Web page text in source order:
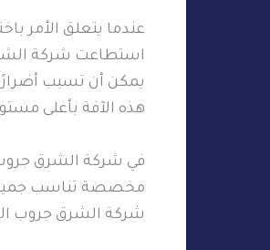
عندما يتعلق الأمر
استطاعت شركة
يمكن أن تسبب
هذه الآفة بأعلى
في شركة الشرق جروب
مخصصة تناسب جميع
شركة الشرق جروب